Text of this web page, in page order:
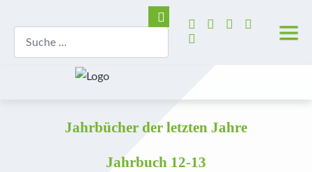
Jahrbücher der letzten Jahre
Jahrbuch 12-13